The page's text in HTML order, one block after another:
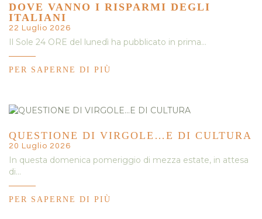
DOVE VANNO I RISPARMI DEGLI
ITALIANI
22 Luglio 2026
Il Sole 24 ORE del lunedì ha pubblicato in prima…
PER SAPERNE DI PIÙ
QUESTIONE DI VIRGOLE…E DI CULTURA
20 Luglio 2026
In questa domenica pomeriggio di mezza estate, in attesa
di…
PER SAPERNE DI PIÙ